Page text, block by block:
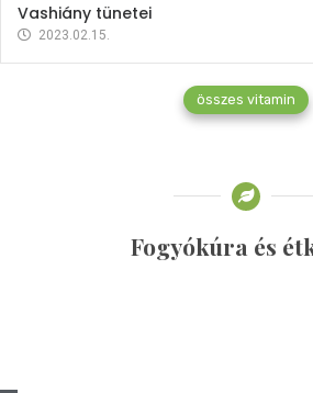
Vashiány tünetei
2023.02.15.
összes vitamin
Fogyókúra és